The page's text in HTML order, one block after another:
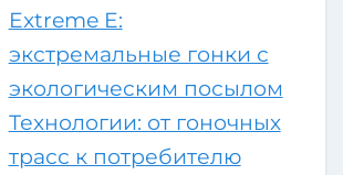
Extreme E:
экстремальные гонки с
экологическим посылом
Технологии: от гоночных
трасс к потребителю